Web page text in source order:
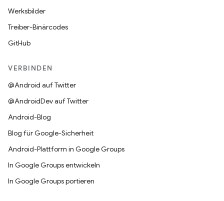
Werksbilder
Treiber-Binärcodes
GitHub
VERBINDEN
@Android auf Twitter
@AndroidDev auf Twitter
Android-Blog
Blog für Google-Sicherheit
Android-Plattform in Google Groups
In Google Groups entwickeln
In Google Groups portieren